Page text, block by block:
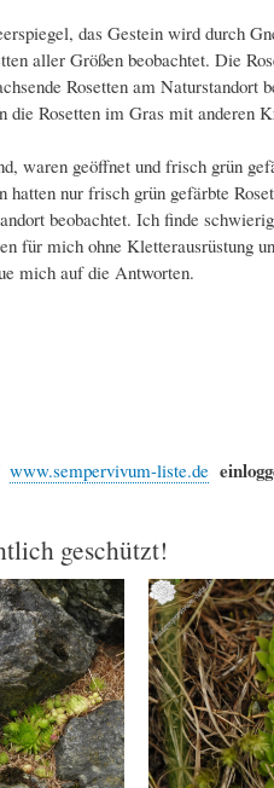
das Gestein wird durch
aller Größen beobachtet. Die
Rosetten am
Rosetten im Gras mit
waren geöffnet und frisch grün
hatten nur frisch grün gefärbte
beobachtet. Ich finde
für mich ohne Kletterausrüstung
mich auf die Antworten.
www.sempervivum-liste.de
geschützt!